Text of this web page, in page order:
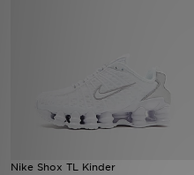
Nike Shox TL Kinder
JD Exklusives
Fußball